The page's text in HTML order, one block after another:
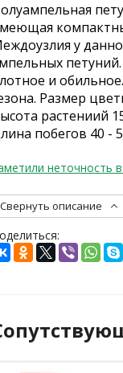
у
и
Размер
растениий
побегов 40 -
неточность
Свернуть описание